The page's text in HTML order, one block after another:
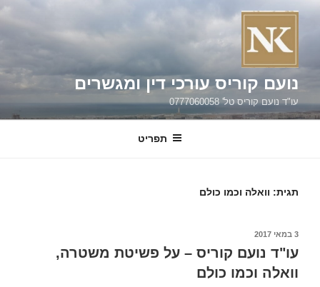
דילוג
נועם קוריס עורכי דין ומגשרים
עו"ד נועם קוריס טל' 0777060058
תפריט
תגית: וואלה וכמו כולם
פורסם
3 במאי 2017
עו"ד נועם קוריס – על פשיטת משטרה,
וואלה וכמו כולם